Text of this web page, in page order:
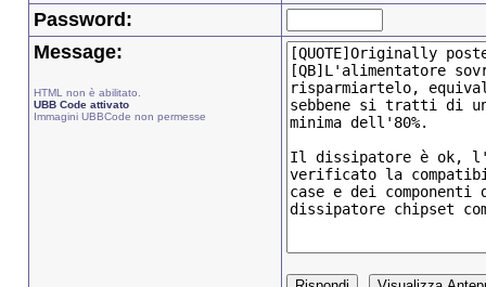
Password:
Message:
HTML non è abilitato.
UBB Code attivato
Immagini UBBCode non permesse